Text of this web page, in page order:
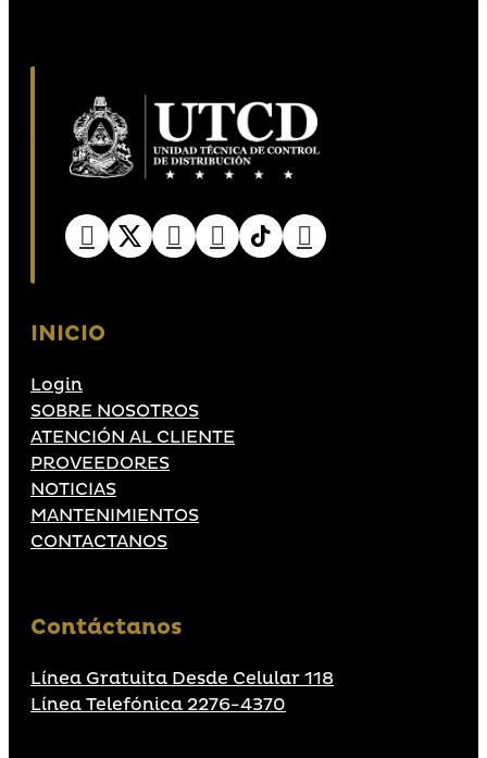
INICIO
Login
SOBRE NOSOTROS
ATENCIÓN AL CLIENTE
PROVEEDORES
NOTICIAS
MANTENIMIENTOS
CONTACTANOS
Contáctanos
Línea Gratuita Desde Celular 118
Línea Telefónica 2276-4370